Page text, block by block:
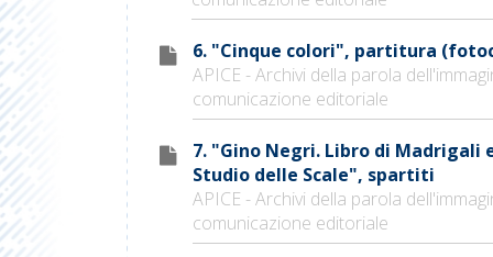
6. "Cinque colori", partitura
APICE - Archivi della parola
comunicazione editoriale
7. "Gino Negri. Libro di Madrigali
Studio delle Scale", spartiti
APICE - Archivi della parola
comunicazione editoriale